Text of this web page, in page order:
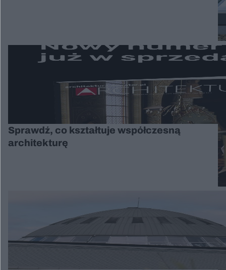
Sprawdź, co kształtuje współczesną
architekturę